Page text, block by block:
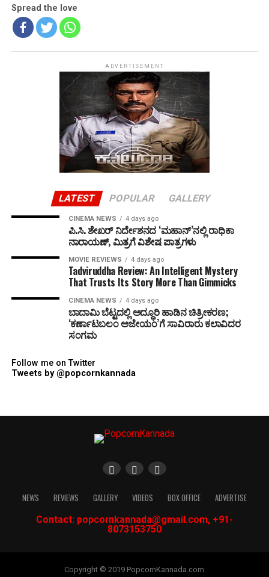
Spread the love
ADVERTISEMENT
LATEST POPULAR GALLERY
CINEMA NEWS 4 days ago
ಪಿ.ಸಿ. ಶೇಖರ್ ನಿರ್ದೇಶನದ ‘ಮಹಾನ್’ನಲ್ಲಿ ರಾಧಿಕಾ
ನಾರಾಯಣ್, ಮಿತ್ರಗೆ ವಿಶೇಷ ಪಾತ್ರಗಳು
MOVIE REVIEWS 4 days ago
Tadviruddha Review: An Intelligent Mystery
That Trusts Its Story More Than Gimmicks
CINEMA NEWS 4 days ago
ಬಾದಾಮಿ ಬೆಟ್ಟದಲ್ಲಿ ಅದ್ಧೂರಿ ಹಾಡಿನ ಚಿತ್ರೀಕರಣ;
‘ಕರ್ಣಾಟಬಲಂ ಅಜೇಯಂ’ಗೆ ಸಾವಿರಾರು ಕಲಾವಿದರ
ಸಂಗಮ
Follow me on Twitter
Tweets by @popcornkannada
NEWS REVIEWS GALLERY VIDEOS BOX OFFICE
ADVERTISE
Contact: popcornkannada@gmail.com, +91-
8073153750
Copyright © 2019 PopcornKannada.com